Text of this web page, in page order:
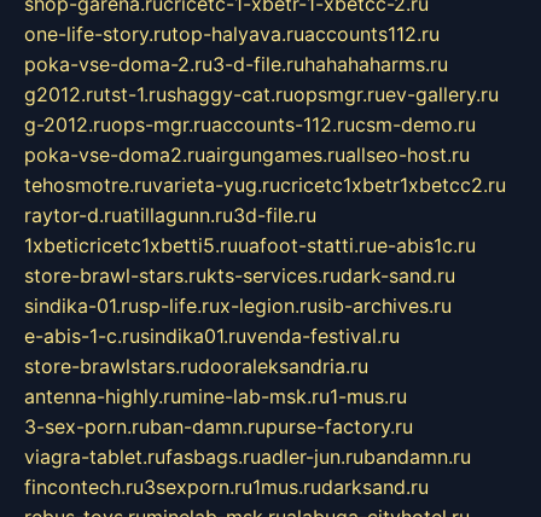
one-life-story.rutop-halyava.ruaccounts112.ru
poka-vse-doma-2.ru3-d-file.ruhahahaharms.ru
g2012.rutst-1.rushaggy-cat.ruopsmgr.ruev-gallery.ru
g-2012.ruops-mgr.ruaccounts-112.rucsm-demo.ru
poka-vse-doma2.ruairgungames.ruallseo-host.ru
tehosmotre.ruvarieta-yug.rucricetc1xbetr1xbetcc2.ru
raytor-d.ruatillagunn.ru3d-file.ru
1xbeticricetc1xbetti5.ruuafoot-statti.rue-abis1c.ru
store-brawl-stars.rukts-services.rudark-sand.ru
sindika-01.rusp-life.rux-legion.rusib-archives.ru
e-abis-1-c.rusindika01.ruvenda-festival.ru
store-brawlstars.rudooraleksandria.ru
antenna-highly.rumine-lab-msk.ru1-mus.ru
3-sex-porn.ruban-damn.rupurse-factory.ru
viagra-tablet.rufasbags.ruadler-jun.rubandamn.ru
fincontech.ru3sexporn.ru1mus.rudarksand.ru